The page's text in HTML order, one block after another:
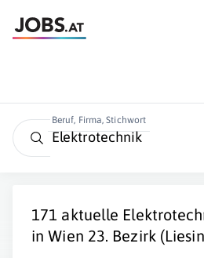
Beruf, Firma, Stichwort
171 aktuelle
inWien 23. Bezirk